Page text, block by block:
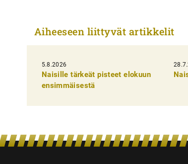
i
k
e
n
Aiheeseen liittyvät artikkelit
5.8.2026
Naisille tärkeät pisteet elokuun
ensimmäisestä